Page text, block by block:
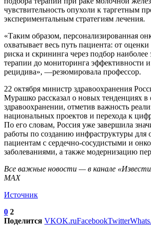
чувствительность опухоли к таргетным
экспериментальным стратегиям лечения.
«Таким образом, персонализированная
охватывает весь путь пациента: от
риска и скрининга через подбор
терапии до мониторинга эффективности
рецидива», —резюмировала профессор.
22 октября министр здравоохранения
Мурашко рассказал о новых тенденциях в
здравоохранении, отметив важность
национальных проектов и перехода к
По его словам, Россия уже завершила
работы по созданию инфраструктуры для
пациентам с сердечно-сосудистыми и
заболеваниями, а также модернизацию
Все важные новости — в канале
МАХ
Источник
0 2
Поделится VKOK.ruFacebookTwitter